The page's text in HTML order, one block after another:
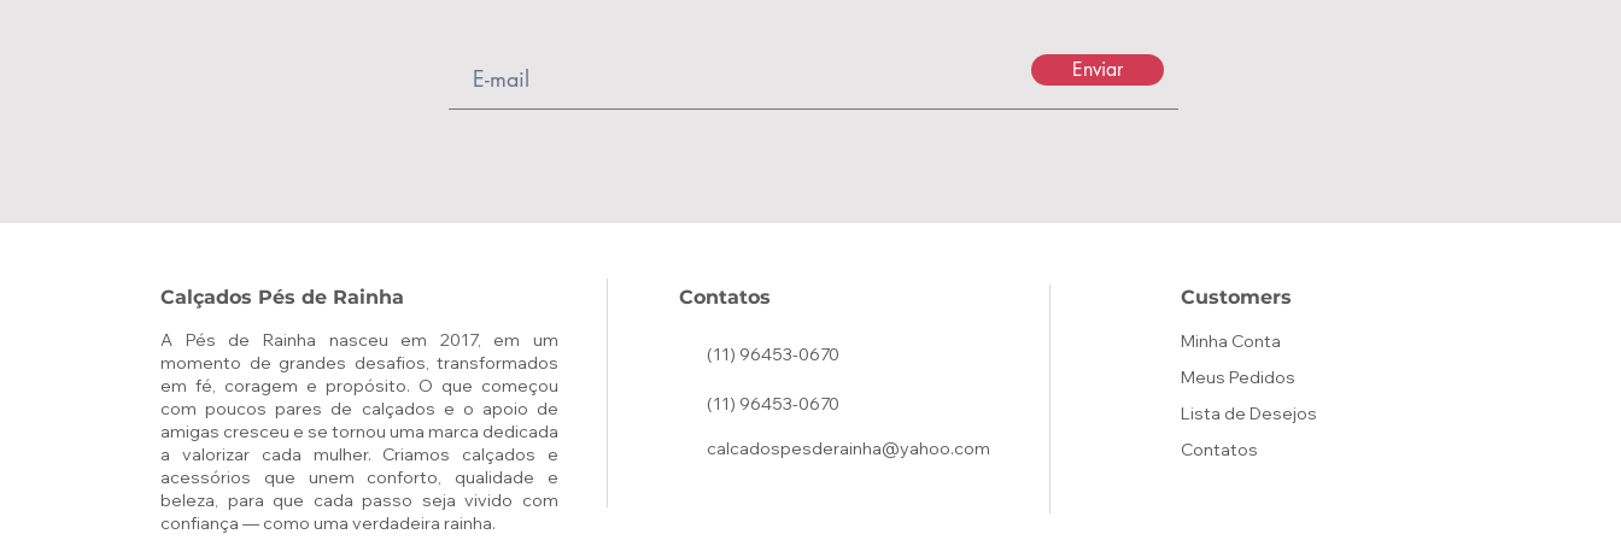
Enviar
Calçados Pés de Rainha
A Pés de Rainha nasceu em 2017, em um
momento de grandes desafios, transformados
em fé, coragem e propósito. O que começou
com poucos pares de calçados e o apoio de
amigas cresceu e se tornou uma marca dedicada
a valorizar cada mulher. Criamos calçados e
acessórios que unem conforto, qualidade e
beleza, para que cada passo seja vivido com
confiança — como uma verdadeira rainha.
Contatos
(11) 96453-0670
(11) 96453-0670
calcadospesderainha@yahoo.com
Customers
Minha Conta
Meus Pedidos
Lista de Desejos
Contatos